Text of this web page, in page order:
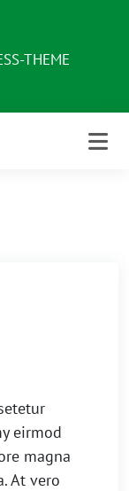
THEME
eirmod
magna
At vero